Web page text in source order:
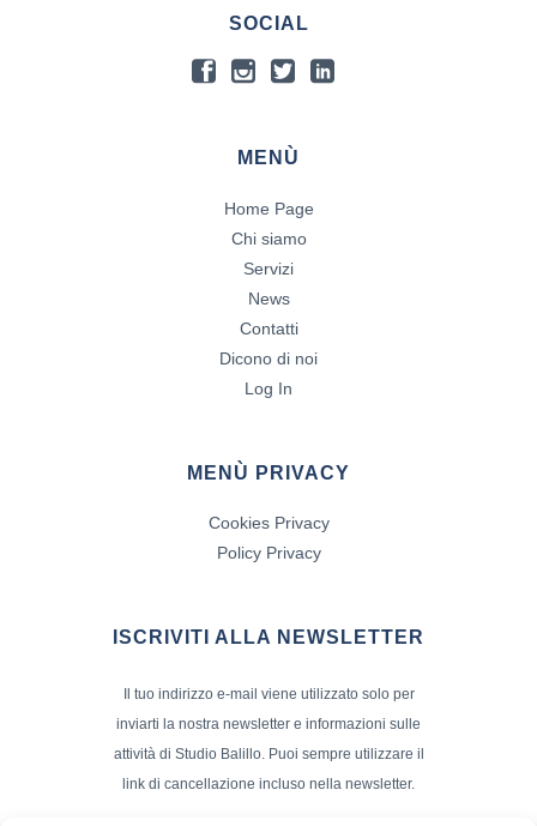
SOCIAL
MENÙ
Home Page
Chi siamo
Servizi
News
Contatti
Dicono di noi
Log In
MENÙ PRIVACY
Cookies Privacy
Policy Privacy
ISCRIVITI ALLA NEWSLETTER
Il tuo indirizzo e-mail viene utilizzato solo per
inviarti la nostra newsletter e informazioni sulle
attività di Studio Balillo. Puoi sempre utilizzare il
link di cancellazione incluso nella newsletter.